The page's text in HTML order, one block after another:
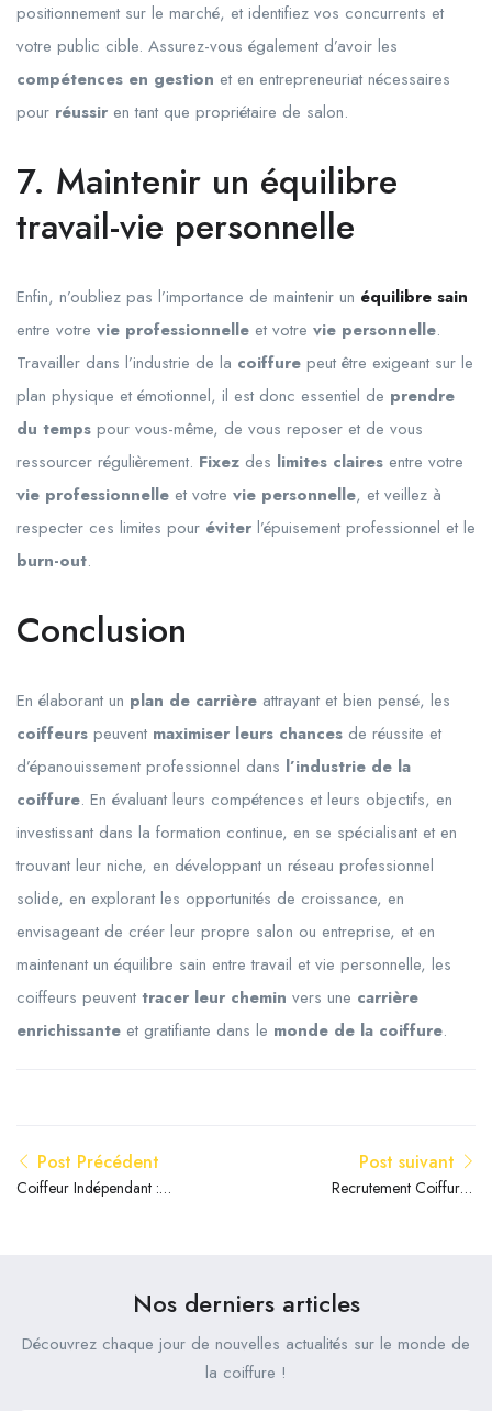
positionnement sur le marché, et identifiez vos concurrents et
votre public cible. Assurez-vous également d’avoir les
compétences en gestion et en entrepreneuriat nécessaires
pour réussir en tant que propriétaire de salon.
7. Maintenir un équilibre
travail-vie personnelle
Enfin, n’oubliez pas l’importance de maintenir un équilibre sain
entre votre vie professionnelle et votre vie personnelle.
Travailler dans l’industrie de la coiffure peut être exigeant sur le
plan physique et émotionnel, il est donc essentiel de prendre
du temps pour vous-même, de vous reposer et de vous
ressourcer régulièrement. Fixez des limites claires entre votre
vie professionnelle et votre vie personnelle, et veillez à
respecter ces limites pour éviter l’épuisement professionnel et le
burn-out.
Conclusion
En élaborant un plan de carrière attrayant et bien pensé, les
coiffeurs peuvent maximiser leurs chances de réussite et
d’épanouissement professionnel dans l’industrie de la
coiffure. En évaluant leurs compétences et leurs objectifs, en
investissant dans la formation continue, en se spécialisant et en
trouvant leur niche, en développant un réseau professionnel
solide, en explorant les opportunités de croissance, en
envisageant de créer leur propre salon ou entreprise, et en
maintenant un équilibre sain entre travail et vie personnelle, les
coiffeurs peuvent tracer leur chemin vers une carrière
enrichissante et gratifiante dans le monde de la coiffure.
Post Précédent
Coiffeur Indépendant :
Post suivant
Recrutement Coiffure :
Nos derniers articles
Découvrez chaque jour de nouvelles actualités sur le monde de
la coiffure !